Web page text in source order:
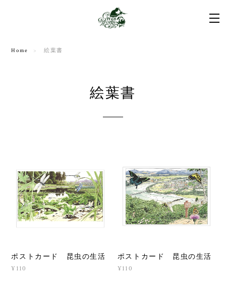
Home 絵葉書
絵葉書
ポストカード 昆虫の生活
¥110
ポストカード 昆虫の生活
¥110